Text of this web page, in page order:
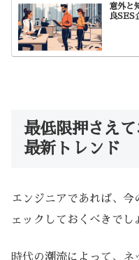
意外と
良SES
最低限押さえ
最新トレンド
エンジニアであれば、
ェックしておくべきでし
時代の潮流によって、